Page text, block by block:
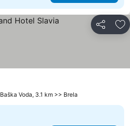
Zdieľať
Baška Voda, 3.1 km >> Brela